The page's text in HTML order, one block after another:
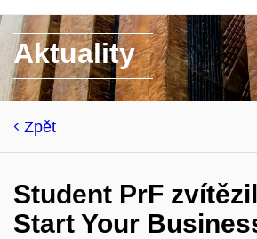
Aktuality
Zpět
Student PrF
Start Your